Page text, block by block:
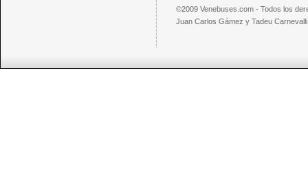
©2009 Venebuses.com - Todos los
Juan Carlos Gámez y Tadeu Carnevalli